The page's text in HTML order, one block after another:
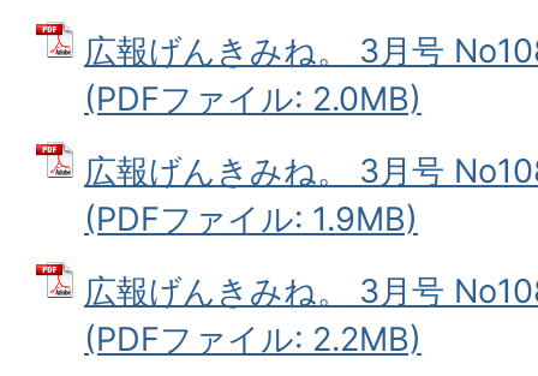
広報げんきみね。 3月号
(PDFファイル: 2.0MB)
広報げんきみね。 3月号
(PDFファイル: 1.9MB)
広報げんきみね。 3月号
(PDFファイル: 2.2MB)